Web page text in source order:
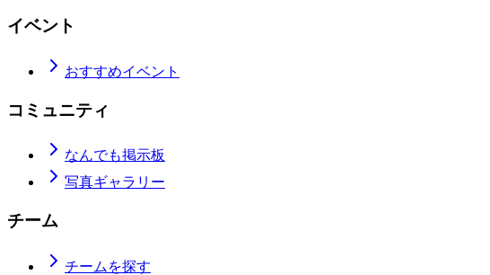
イベント
おすすめイベント
コミュニティ
なんでも掲示板
写真ギャラリー
チーム
チームを探す